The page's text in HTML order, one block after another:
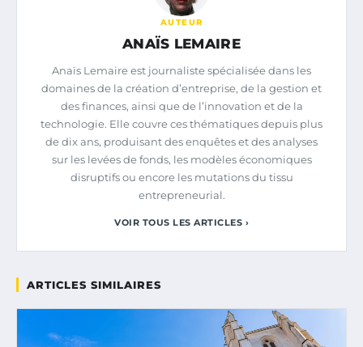
AUTEUR
ANAÏS LEMAIRE
Anaïs Lemaire est journaliste spécialisée dans les
domaines de la création d’entreprise, de la gestion et
des finances, ainsi que de l’innovation et de la
technologie. Elle couvre ces thématiques depuis plus
de dix ans, produisant des enquêtes et des analyses
sur les levées de fonds, les modèles économiques
disruptifs ou encore les mutations du tissu
entrepreneurial.
VOIR TOUS LES ARTICLES ›
ARTICLES SIMILAIRES